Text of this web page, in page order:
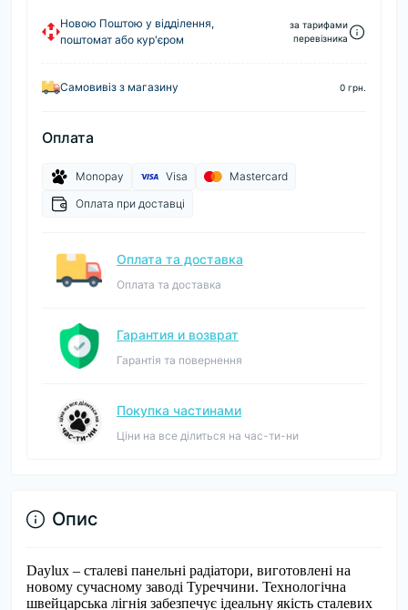
Новою Поштою у відділення,
поштомат або кур'єром
за тарифами
перевізника
Самовивіз з магазину 0 грн.
Оплата
Monopay Visa
Mastercard
Оплата при доставці
Оплата та доставка
Оплата та доставка
Гарантия и возврат
Гарантія та повернення
Покупка частинами
Ціни на все ділиться на час-ти-ни
Опис
Daylux – сталеві панельні радіатори, виготовлені на
новому сучасному заводі Туреччини. Технологічна
швейцарська лігнія забезпечує ідеальну якість сталевих